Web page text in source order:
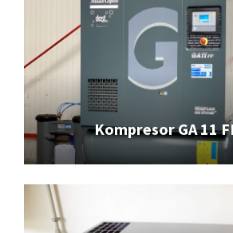
Kompresor GA 11